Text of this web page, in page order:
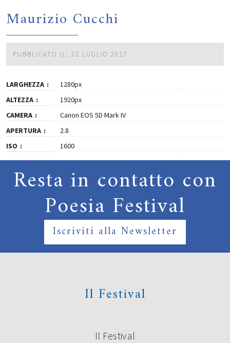
Maurizio Cucchi
PUBBLICATO IL: 22 LUGLIO 2017
LARGHEZZA
1280px
ALTEZZA
1920px
CAMERA
Canon EOS 5D Mark IV
APERTURA
2.8
ISO
1600
Resta in contatto con
Poesia Festival
Iscriviti alla Newsletter
Il Festival
Il Festival